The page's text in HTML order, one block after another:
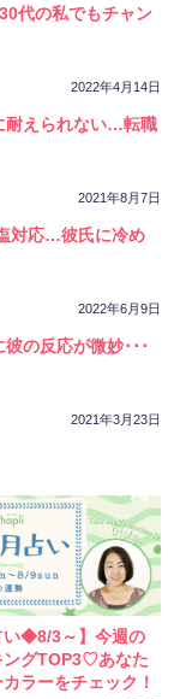
代の私でもチャン
2022年4月14日
耐えられない…転職
2021年8月7日
対応…彼氏に冷め
2022年6月9日
の反応が微妙･･･
2021年3月23日
い◆8/3～】今週の
ングTOP3♡あなた
ラーをチェック！